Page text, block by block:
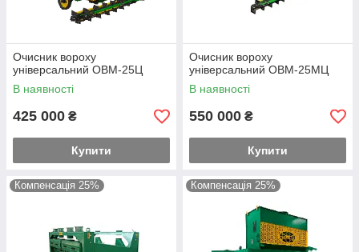
Очисник вороху
універсальний ОВМ-25Ц
В наявності
425 000 ₴
Купити
Очисник вороху
універсальний ОВМ-25МЦ
В наявності
550 000 ₴
Купити
Компенсація 25% Компенсація 25%